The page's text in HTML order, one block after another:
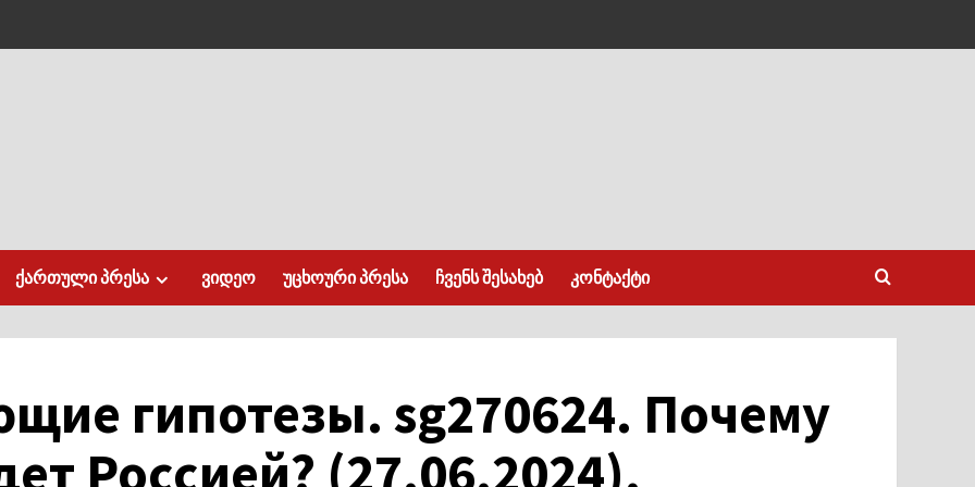
ქართული პრესა ვიდეო უცხოური პრესა ჩვენს შესახებ კონტაქტი
гипотезы. sg270624. Почему
Россией? (27.06.2024).